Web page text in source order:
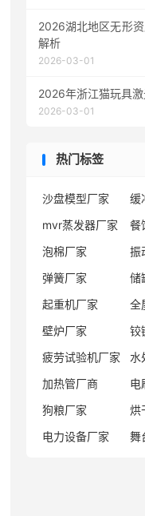
2026湖北地区无形
解析
2026-03-01
2026年浙江猫玩具
2026-03-01
热门标签
沙盘模型厂家 缓
mvr蒸发器厂家
餐
泡棉厂家
振
弹簧厂家
储
起重机厂家
全
壁炉厂家
铰
疲劳试验机厂家
水
加热管厂商
电
狗粮厂家
烘
电力设备厂家
舞